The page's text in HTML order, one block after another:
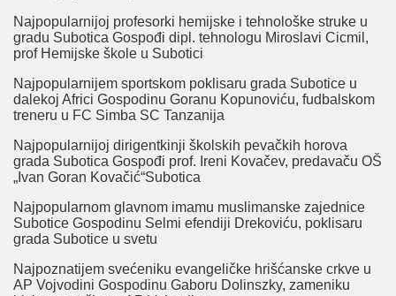
Najpopularnijoj profesorki hemijske i tehnološke struke u
gradu Subotica Gospođi dipl. tehnologu Miroslavi Cicmil,
prof Hemijske škole u Subotici
Najpopularnijem sportskom poklisaru grada Subotice u
dalekoj Africi Gospodinu Goranu Kopunoviću, fudbalskom
treneru u FC Simba SC Tanzanija
Najpopularnijoj dirigentkinji školskih pevačkih horova
grada Subotica Gospođi prof. Ireni Kovačev, predavaču OŠ
„Ivan Goran Kovačić“Subotica
Najpopularnom glavnom imamu muslimanske zajednice
Subotice Gospodinu Selmi efendiji Drekoviću, poklisaru
grada Subotice u svetu
Najpoznatijem svećeniku evangeličke hrišćanske crkve u
AP Vojvodini Gospodinu Gaboru Dolinszky, zameniku